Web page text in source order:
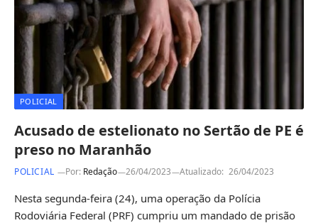
POLICIAL
Acusado de estelionato no Sertão de PE é
preso no Maranhão
POLICIAL Por: Redação 26/04/2023 Atualizado: 26/04/2023
Nesta segunda-feira (24), uma operação da Polícia
Rodoviária Federal (PRF) cumpriu um mandado de prisão